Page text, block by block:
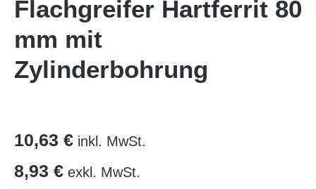
Flachgreifer Hartferrit 80
mm mit
Zylinderbohrung
10,63 € inkl. MwSt.
8,93 € exkl. MwSt.